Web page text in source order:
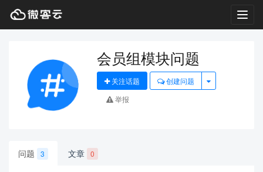
会员组模块问题
关注话题
创建问题
举报
问题 3 文章 0